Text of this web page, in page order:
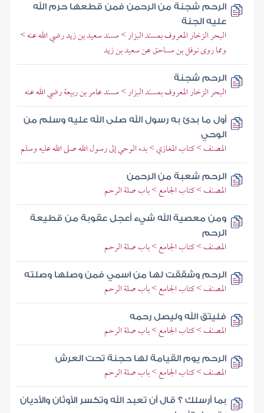
الرحم شجنة من الرحمن فمن قطعها حرم الله
عليه الجنة
البحر الزخار المعروف بمسند البزار > مسند سعيد بن زيد رضي الله عنه >
ومما روى نوفل بن مساحق عن سعيد بن زيد
الرحم شجنة
البحر الزخار المعروف بمسند البزار > مسند عامر بن ربيعة رضي الله عنه
أول ما بدئ به رسول الله صلى الله عليه وسلم من
الوحي
المصنف > كتاب المغازي > بدء الوحي إلى رسول الله صلى الله عليه وسلم
الرحم شعبة من الرحمن
المصنف > كتاب الجامع > باب صلة الرحم
ومن معصية الله شيء أعجل عقوبة من قطيعة
الرحم
المصنف > كتاب الجامع > باب صلة الرحم
الرحم وشققت لها من اسمي فمن وصلها وصلته
المصنف > كتاب الجامع > باب صلة الرحم
فليتق الله وليصل رحمه
المصنف > كتاب الجامع > باب صلة الرحم
الرحم يوم القيامة لها حجنة تحت العرش
المصنف > كتاب الجامع > باب صلة الرحم
بما أرسلك ؟ قال أن تعبد الله وتكسر الأوثان والأديان